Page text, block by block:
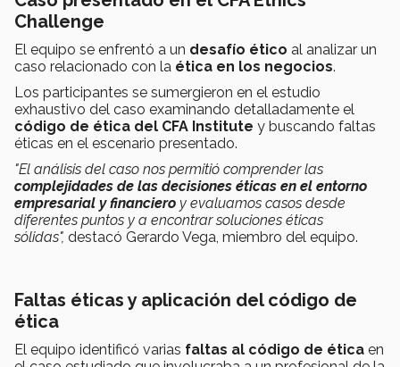
Challenge
El equipo se enfrentó a un desafío ético al analizar un
caso relacionado con la ética en los negocios.
Los participantes se sumergieron en el estudio
exhaustivo del caso examinando detalladamente el
código de ética del CFA Institute y buscando faltas
éticas en el escenario presentado.
"El análisis del caso nos permitió comprender las
complejidades de las decisiones éticas en el entorno
empresarial y financiero y evaluamos casos desde
diferentes puntos y a encontrar soluciones éticas
sólidas", destacó Gerardo Vega, miembro del equipo.
Faltas éticas y aplicación del código de
ética
El equipo identificó varias faltas al código de ética en